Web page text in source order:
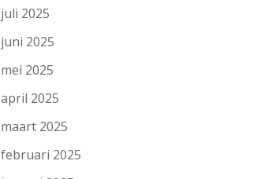
juli 2025
juni 2025
mei 2025
april 2025
maart 2025
februari 2025